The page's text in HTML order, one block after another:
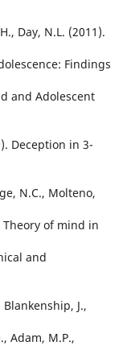
Day, N.L. (2011).
Findings
and Adolescent
Deception in 3-
N.C., Molteno,
Theory of mind in
and
Blankenship, J.,
Adam, M.P.,